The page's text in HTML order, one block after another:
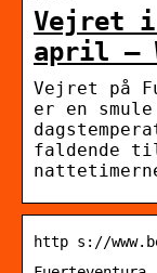
Vejret i
april –
Vejret på
er en
faldende
http s://